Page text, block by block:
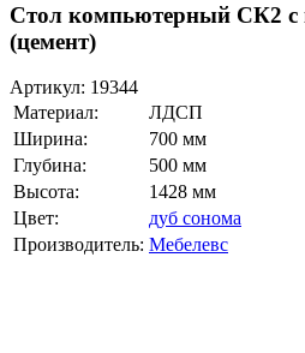
Стол компьютерный СК2 с
(цемент)
Артикул: 19344
Материал:
ЛДСП
Ширина:
700 мм
Глубина:
500 мм
Высота:
1428 мм
Цвет:
дуб сонома
Производитель: Мебелевс